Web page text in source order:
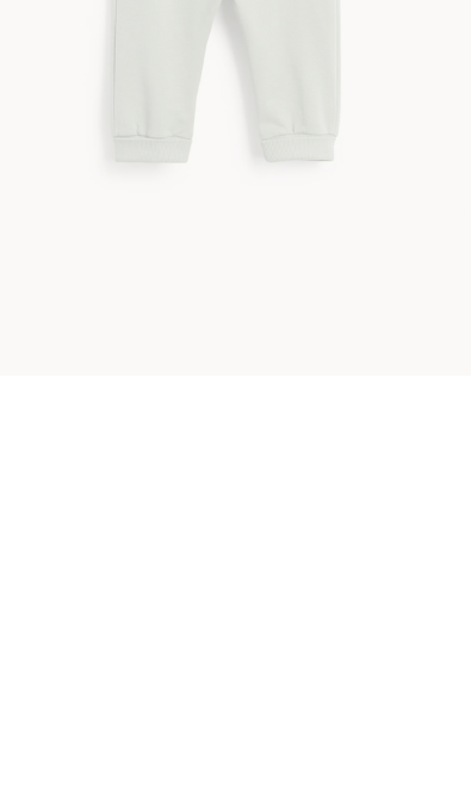
Klubowiczu darmowa dostawa od 150 zł Kup teraz, a zapłać